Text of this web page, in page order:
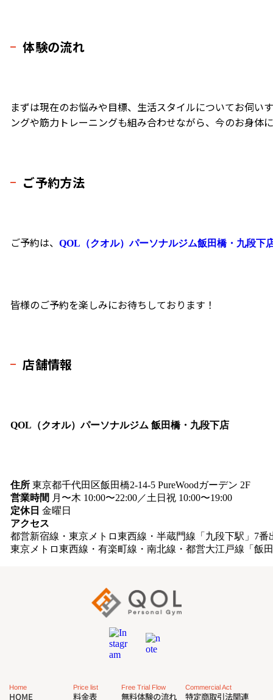
体験の流れ
まずは現在のお悩みや目標、生活スタイルについてお伺
ングや筋力トレーニングも組み合わせながら、今のお身体
ご予約方法
ご予約は、 QOL（クオル）パーソナルジム飯田橋・九段下
皆様のご予約を楽しみにお待ちしております！
店舗情報
QOL（クオル）パーソナルジム 飯田橋・九段下店
住所 東京都千代田区飯田橋2-14-5 PureWoodガーデン 2F
営業時間 月〜木 10:00〜22:00／土日祝 10:00〜19:00
定休日 金曜日
アクセス
都営新宿線・東京メトロ東西線・半蔵門線「九段下駅」7番
東京メトロ東西線・有楽町線・南北線・都営大江戸線「飯
Home
HOME
Price list
料金表
Free Trial Flow
無料体験の流れ
Commercial Act
特定商取引法関連